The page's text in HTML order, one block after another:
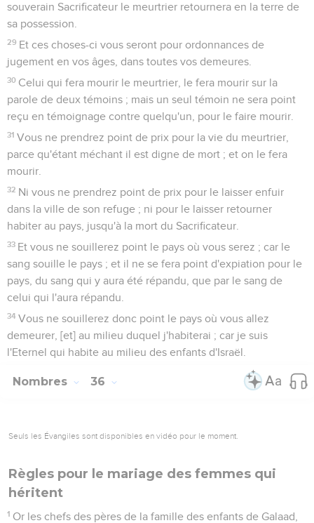
souverain Sacrificateur le meurtrier retournera en la terre de
sa possession.
29 Et ces choses-ci vous seront pour ordonnances de
jugement en vos âges, dans toutes vos demeures.
30 Celui qui fera mourir le meurtrier, le fera mourir sur la
parole de deux témoins ; mais un seul témoin ne sera point
reçu en témoignage contre quelqu'un, pour le faire mourir.
31 Vous ne prendrez point de prix pour la vie du meurtrier,
parce qu'étant méchant il est digne de mort ; et on le fera
mourir.
32 Ni vous ne prendrez point de prix pour le laisser enfuir
dans la ville de son refuge ; ni pour le laisser retourner
habiter au pays, jusqu'à la mort du Sacrificateur.
33 Et vous ne souillerez point le pays où vous serez ; car le
sang souille le pays ; et il ne se fera point d'expiation pour le
pays, du sang qui y aura été répandu, que par le sang de
celui qui l'aura répandu.
34 Vous ne souillerez donc point le pays où vous allez
demeurer, [et] au milieu duquel j'habiterai ; car je suis
l'Eternel qui habite au milieu des enfants d'Israël.
Nombres 36
Seuls les Évangiles sont disponibles en vidéo pour le moment.
Règles pour le mariage des femmes qui
héritent
1 Or les chefs des pères de la famille des enfants de Galaad,